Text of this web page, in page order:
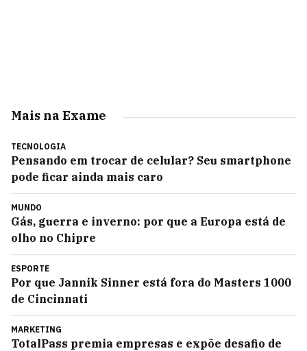
Mais na Exame
TECNOLOGIA
Pensando em trocar de celular? Seu smartphone
pode ficar ainda mais caro
MUNDO
Gás, guerra e inverno: por que a Europa está de
olho no Chipre
ESPORTE
Por que Jannik Sinner está fora do Masters 1000
de Cincinnati
MARKETING
TotalPass premia empresas e expõe desafio de